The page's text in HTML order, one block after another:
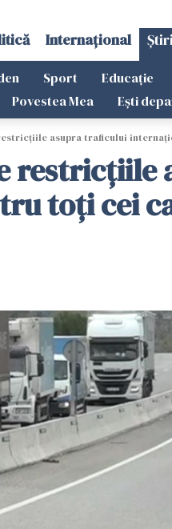
Internațional Știri
Sport Educație
Povestea Mea
Ești
asupra traficului
toţi cei